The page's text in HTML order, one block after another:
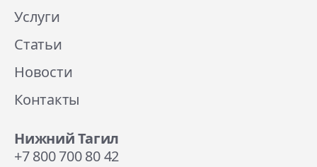
Услуги
Статьи
Новости
Контакты
Нижний Тагил
+7 800 700 80 42